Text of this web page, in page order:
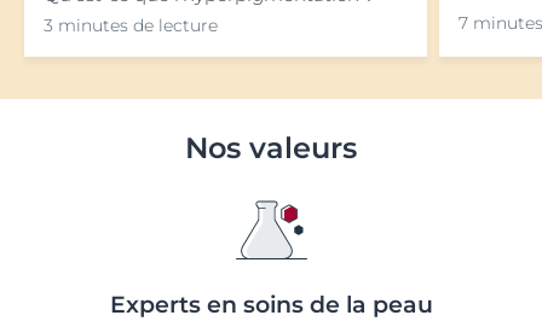
3 minutes de lecture 7
Nos valeurs
Experts en soins de la peau